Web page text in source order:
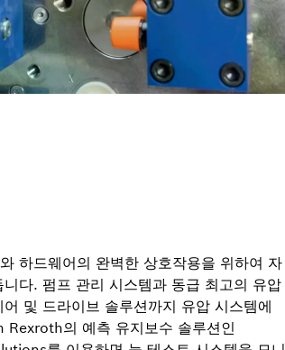
하드웨어의 완벽한 상호작용을 위하여 자
다. 펌프 관리 시스템과 동급 최고의 유압
및 드라이브 솔루션까지 유압 시스템에
Rexroth의 예측 유지보수 솔루션인